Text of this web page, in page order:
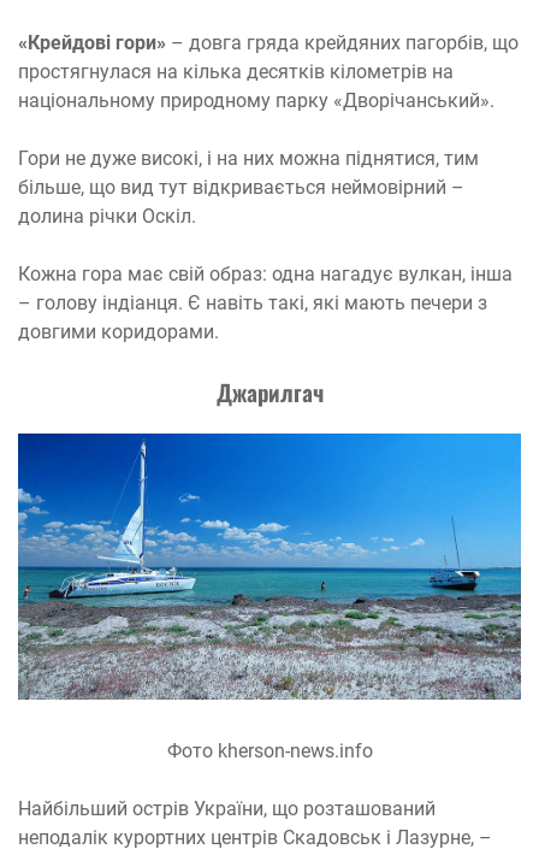
«Крейдові гори» – довга гряда крейдяних пагорбів, що
простягнулася на кілька десятків кілометрів на
національному природному парку «Дворічанський».
Гори не дуже високі, і на них можна піднятися, тим
більше, що вид тут відкривається неймовірний –
долина річки Оскіл.
Кожна гора має свій образ: одна нагадує вулкан, інша
– голову індіанця. Є навіть такі, які мають печери з
довгими коридорами.
Джарилгач
Фото kherson-news.info
Найбільший острів України, що розташований
неподалік курортних центрів Скадовськ і Лазурне, –